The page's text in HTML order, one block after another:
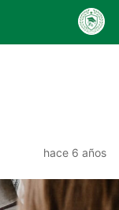
hace 6 años